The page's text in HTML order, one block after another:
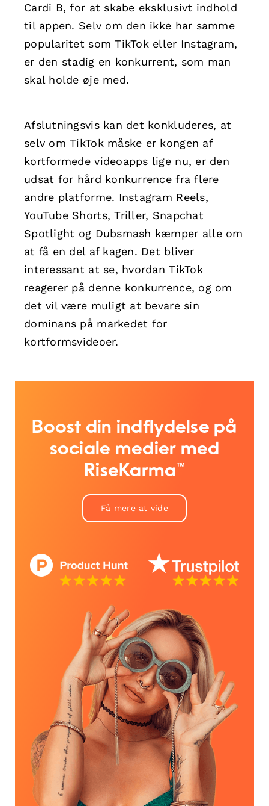
Cardi B, for at skabe eksklusivt indhold
til appen. Selv om den ikke har samme
popularitet som TikTok eller Instagram,
er den stadig en konkurrent, som man
skal holde øje med.
Afslutningsvis kan det konkluderes, at
selv om TikTok måske er kongen af
kortformede videoapps lige nu, er den
udsat for hård konkurrence fra flere
andre platforme. Instagram Reels,
YouTube Shorts, Triller, Snapchat
Spotlight og Dubsmash kæmper alle om
at få en del af kagen. Det bliver
interessant at se, hvordan TikTok
reagerer på denne konkurrence, og om
det vil være muligt at bevare sin
dominans på markedet for
kortformsvideoer.
Boost din indflydelse på
sociale medier med
RiseKarma™
Få mere at vide